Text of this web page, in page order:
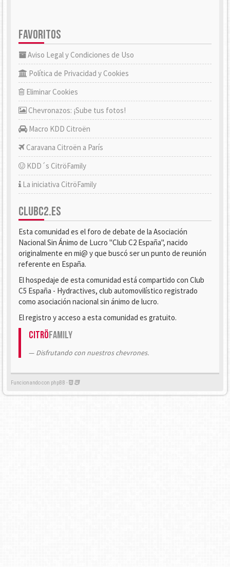
FAVORITOS
Aviso Legal y Condiciones de Uso
Política de Privacidad y Cookies
Eliminar Cookies
Chevronazos: ¡Sube tus fotos!
Macro KDD Citroën
Caravana Citroën a París
KDD´s CitröFamily
La iniciativa CitröFamily
CLUBC2.ES
Esta comunidad es el foro de debate de la Asociación
Nacional Sin Ánimo de Lucro "Club C2 España", nacido
originalmente en mi@ y que buscó ser un punto de reunión
referente en España.
El hospedaje de esta comunidad está compartido con Club
C5 España - Hydractives, club automovilístico registrado
como asociación nacional sin ánimo de lucro.
El registro y acceso a esta comunidad es gratuito.
CitröFamily
Disfrutando con nuestros chevrones.
Funcionando con phpBB -